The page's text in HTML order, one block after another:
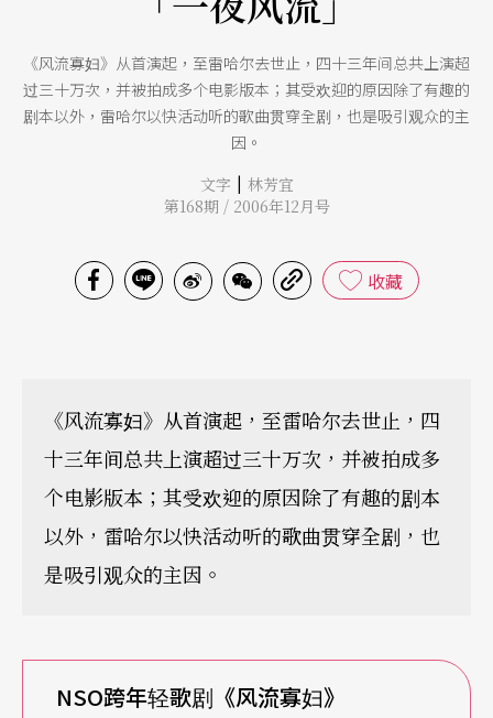
《风流寡妇》从首演起，至雷哈尔去世止，四十三年间总共上演超
过三十万次，并被拍成多个电影版本；其受欢迎的原因除了有趣的
剧本以外，雷哈尔以快活动听的歌曲贯穿全剧，也是吸引观众的主
因。
文字 | 林芳宜
第168期 / 2006年12月号
收藏
《风流寡妇》从首演起，至雷哈尔去世止，四
十三年间总共上演超过三十万次，并被拍成多
个电影版本；其受欢迎的原因除了有趣的剧本
以外，雷哈尔以快活动听的歌曲贯穿全剧，也
是吸引观众的主因。
NSO跨年轻歌剧《风流寡妇》